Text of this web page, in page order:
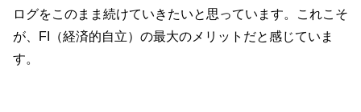
ログをこのまま続けていきたいと思っています。これこそ
が、FI（経済的自立）の最大のメリットだと感じていま
す。